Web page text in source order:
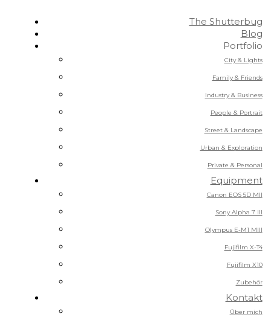
The Shutterbug
Blog
Portfolio
City & Lights
Family & Friends
Industry & Business
People & Portrait
Street & Landscape
Urban & Exploration
Private & Personal
Equipment
Canon EOS 5D MII
Sony Alpha 7 III
Olympus E-M1 MIII
Fujifilm X-T4
Fujifilm X10
Zubehör
Kontakt
Über mich